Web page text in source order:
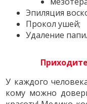
Эпиляция
Прокол ушей;
Удаление
У каждого
кому можно